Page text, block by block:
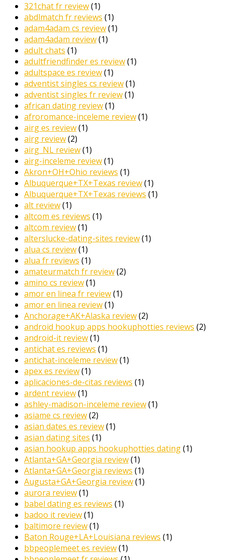
321chat fr review(1)
abdlmatch fr reviews (1)
adam4adam cs review(1)
adam4adam review(1)
adult chats (1)
adultfriendfinder es review(1)
adultspace es review(1)
adventist singles cs review(1)
adventist singles fr review(1)
african dating review(1)
afroromance-inceleme review(1)
airg es review(1)
airg review(2)
airg_NL review(1)
airg-inceleme review(1)
Akron+OH+Ohio reviews (1)
Albuquerque+TX+Texas review(1)
Albuquerque+TX+Texas reviews (1)
alt review(1)
altcom es reviews (1)
altcom review(1)
alterslucke-dating-sites review(1)
alua cs review(1)
alua fr reviews (1)
amateurmatch fr review(2)
amino cs review(1)
amor en linea fr review(1)
amor en linea review(1)
Anchorage+AK+Alaska review(2)
android hookup apps hookuphotties reviews (2)
android-it review(1)
antichat es reviews (1)
antichat-inceleme review(1)
apex es review(1)
aplicaciones-de-citas reviews (1)
ardent review(1)
ashley-madison-inceleme review(1)
asiame cs review(2)
asian dates es review(1)
asian dating sites (1)
asian hookup apps hookuphotties dating(1)
Atlanta+GA+Georgia review(1)
Atlanta+GA+Georgia reviews (1)
Augusta+GA+Georgia review(1)
aurora review(1)
babel dating es reviews (1)
badoo it review(1)
baltimore review(1)
Baton Rouge+LA+Louisiana reviews (1)
bbpeoplemeet es review(1)